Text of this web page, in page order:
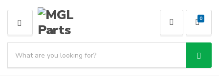
MENU
Category name
0